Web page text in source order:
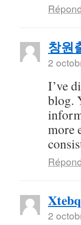
창원
2
I’ve
blog.
more
2